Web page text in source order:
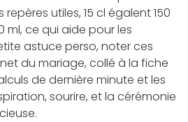
utiles, 15 cl égalent 150
ml, ce qui aide pour les
astuce perso, noter ces
du mariage, collé à la fiche
de dernière minute et les
sourire, et la cérémonie